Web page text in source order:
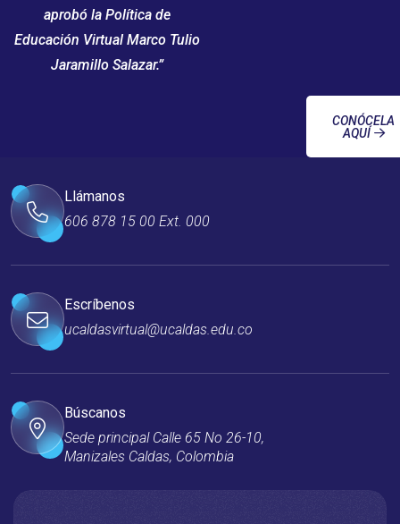
aprobó la Política de
Educación Virtual Marco Tulio
Jaramillo Salazar.”
CONÓCELA
AQUÍ
Llámanos
606 878 15 00 Ext. 000
Escríbenos
ucaldasvirtual@ucaldas.edu.co
Búscanos
Sede principal Calle 65 No 26-10,
Manizales Caldas, Colombia